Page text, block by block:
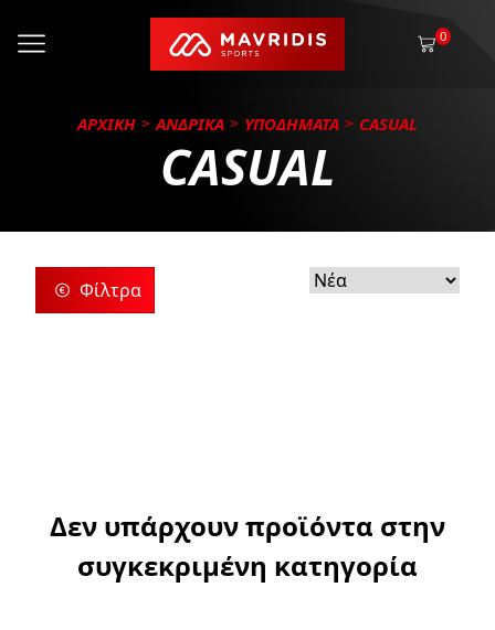
0
ΑΡΧΙΚΗ ΑΝΔΡΙΚΑ ΥΠΟΔΗΜΑΤΑ CASUAL
CASUAL
Φίλτρα
Δεν υπάρχουν προϊόντα στην
συγκεκριμένη κατηγορία